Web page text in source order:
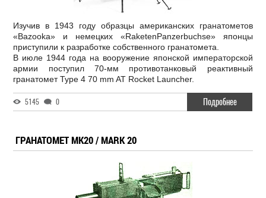
Изучив в 1943 году образцы американских гранатометов
«Bazooka» и немецких «RaketenPanzerbuchse» японцы
приступили к разработке собственного гранатомета.
В июле 1944 года на вооружение японской императорской
армии поступил 70-мм противотанковый реактивный
гранатомет Type 4 70 mm AT Rocket Launcher.
5145 0 Подробнее
ГРАНАТОМЕТ MK20 / MARK 20